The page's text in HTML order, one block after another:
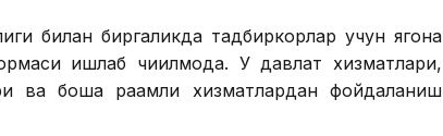
билан биргаликда тадбиркорлар учун ягона
ишлаб чиқилмоқда. У давлат хизматлари,
ва бошқа рақамли хизматлардан фойдаланиш